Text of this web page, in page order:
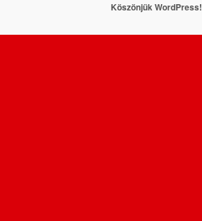
Köszönjük WordPress!